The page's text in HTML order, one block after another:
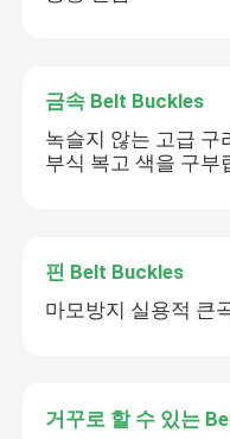
금속 Belt Buckles
녹슬지 않는 고급 구
부식 복고 색을 구부
핀 Belt Buckles
마모방지 실용적 큰
거꾸로 할 수 있는